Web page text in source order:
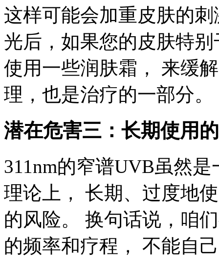
这样可能会加重皮肤的
光后，如果您的皮肤特
使用一些润肤霜， 来缓
理，也是治疗的一部分。
潜在危害三：长期使用
311nm的窄谱UVB虽然
理论上， 长期、过度地
的风险。 换句话说，咱
的频率和疗程， 不能自